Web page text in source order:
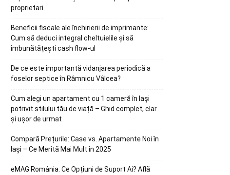
proprietari
Beneficii fiscale ale închirierii de imprimante:
Cum să deduci integral cheltuielile și să
îmbunătățești cash flow-ul
De ce este importantă vidanjarea periodică a
foselor septice în Râmnicu Vâlcea?
Cum alegi un apartament cu 1 cameră în Iași
potrivit stilului tău de viață – Ghid complet, clar
și ușor de urmat
Compară Prețurile: Case vs. Apartamente Noi în
Iași – Ce Merită Mai Mult în 2025
eMAG România: Ce Opțiuni de Suport Ai? Află